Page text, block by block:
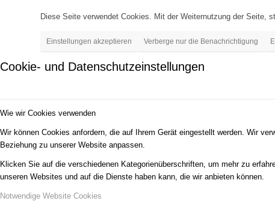
Diese Seite verwendet Cookies. Mit der Weiternutzung der Seite,
Einstellungen akzeptieren Verberge nur die Benachrichtigung
Cookie- und Datenschutzeinstellungen
Wie wir Cookies verwenden
Wir können Cookies anfordern, die auf Ihrem Gerät eingestellt werden. Wir
Beziehung zu unserer Website anpassen.
Klicken Sie auf die verschiedenen Kategorienüberschriften, um mehr zu
unseren Websites und auf die Dienste haben kann, die wir anbieten können.
Notwendige Website Cookies